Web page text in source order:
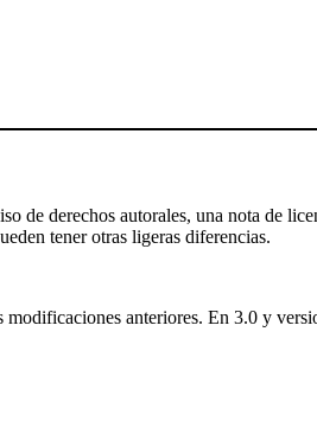
de derechos autorales, una nota de
tener otras ligeras diferencias.
anteriores. En 3.0 y